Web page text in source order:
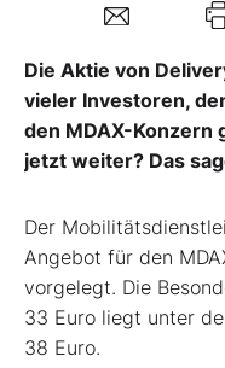
Kontakt
Die Aktie von
vieler Investoren,
den MDAX-Konzern
jetzt weiter? Das
Der
Angebot für den
vorgelegt. Die
33 Euro liegt unter
38 Euro.